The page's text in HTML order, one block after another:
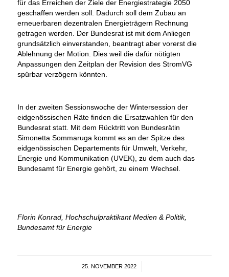
für das Erreichen der Ziele der Energiestrategie 2050
geschaffen werden soll. Dadurch soll dem Zubau an
erneuerbaren dezentralen Energieträgern Rechnung
getragen werden. Der Bundesrat ist mit dem Anliegen
grundsätzlich einverstanden, beantragt aber vorerst die
Ablehnung der Motion. Dies weil die dafür nötigten
Anpassungen den Zeitplan der Revision des StromVG
spürbar verzögern könnten.
In der zweiten Sessionswoche der Wintersession der
eidgenössischen Räte finden die Ersatzwahlen für den
Bundesrat statt. Mit dem Rücktritt von Bundesrätin
Simonetta Sommaruga kommt es an der Spitze des
eidgenössischen Departements für Umwelt, Verkehr,
Energie und Kommunikation (UVEK), zu dem auch das
Bundesamt für Energie gehört, zu einem Wechsel.
Florin Konrad, Hochschulpraktikant Medien & Politik,
Bundesamt für Energie
25. NOVEMBER 2022
/